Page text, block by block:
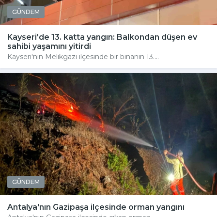
GÜNDEM
Kayseri'de 13. katta yangın: Balkondan düşen ev
sahibi yaşamını yitirdi
Kayseri'nin Melikgazi ilçesinde bir binanın 13....
GÜNDEM
Antalya'nın Gazipaşa ilçesinde orman yangını